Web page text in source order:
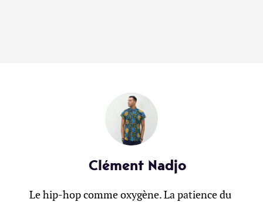
Clément Nadjo
Le hip-hop comme oxygène. La patience du